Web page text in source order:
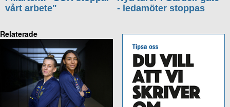
vårt arbete"
- ledamöter stoppas
Relaterade